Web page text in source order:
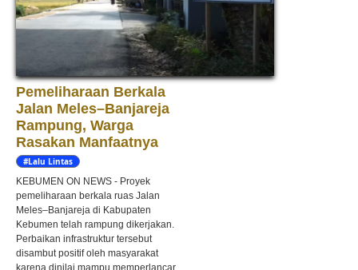
Pemeliharaan Berkala
Jalan Meles–Banjareja
Rampung, Warga
Rasakan Manfaatnya
#Lalu Lintas
KEBUMEN ON NEWS - Proyek
pemeliharaan berkala ruas Jalan
Meles–Banjareja di Kabupaten
Kebumen telah rampung dikerjakan.
Perbaikan infrastruktur tersebut
disambut positif oleh masyarakat